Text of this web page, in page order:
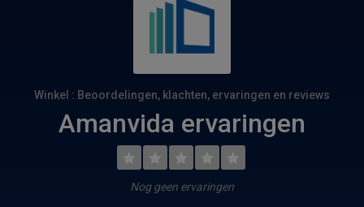
Winkel : Beoordelingen, klachten, ervaringen en reviews
Amanvida ervaringen
Nog geen ervaringen